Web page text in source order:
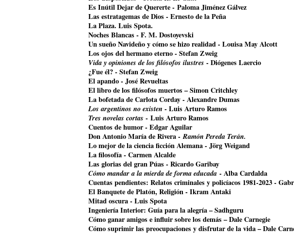
Es Inútil Dejar de Quererte - Paloma Jiménez Gálvez
Las estratagemas de Dios - Ernesto de la Peña
La Plaza. Luis Spota.
Noches Blancas - F. M. Dostoyevski
Un sueño Navideño y cómo se hizo realidad - Louisa May Alcott
Los ojos del hermano eterno - Stefan Zweig
Vida y opiniones de los filósofos ilustres - Diógenes Laercio
¿Fue él? - Stefan Zweig
El apando - José Revueltas
El libro de los filósofos muertos – Simon Critchley
La bofetada de Carlota Corday - Alexandre Dumas
Los argentinos no existen - Luis Arturo Ramos
Tres novelas cortas - Luis Arturo Ramos
Cuentos de humor - Edgar Aguilar
Don Antonio María de Rivera -Ramón Pereda Terán.
Lo mejor de la ciencia ficción Alemana - Jörg Weigand
La filosofía - Carmen Alcalde
Las glorias del gran Púas - Ricardo Garibay
Cómo mandar a la mierda de forma educada - Alba Cardalda
Cuentas pendientes: Relatos criminales y policíacos 1981-2023 -
El Banquete de Platón, Religión - Ikram Antaki
Mitad oscura - Luis Spota
Ingeniería Interior: Guía para la alegría – Sadhguru
Cómo ganar amigos e influir sobre los demás – Dale Carnegie
Cómo suprimir las preocupaciones y disfrutar de la vida – Dale